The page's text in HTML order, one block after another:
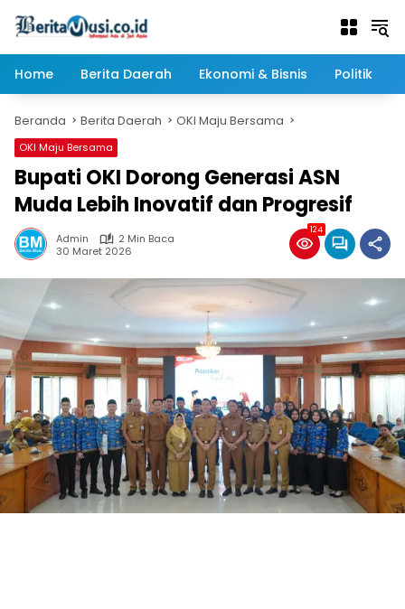
Home
Berita Daerah Ekonomi & Bisnis Politik
Beranda Berita Daerah OKI Maju Bersama
OKI Maju Bersama
Bupati OKI Dorong Generasi ASN
Muda Lebih Inovatif dan Progresif
Admin
2 Min Baca
30 Maret 2026
124